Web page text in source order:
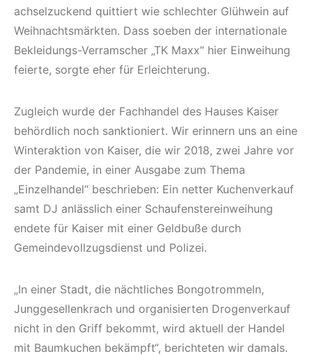
achselzuckend quittiert wie schlechter Glühwein auf
Weihnachtsmärkten. Dass soeben der internationale
Bekleidungs-Verramscher „TK Maxx“ hier Einweihung
feierte, sorgte eher für Erleichterung.
Zugleich wurde der Fachhandel des Hauses Kaiser
behördlich noch sanktioniert. Wir erinnern uns an eine
Winteraktion von Kaiser, die wir 2018, zwei Jahre vor
der Pandemie, in einer Ausgabe zum Thema
„Einzelhandel“ beschrieben: Ein netter Kuchenverkauf
samt DJ anlässlich einer Schaufenstereinweihung
endete für Kaiser mit einer Geldbuße durch
Gemeindevollzugsdienst und Polizei.
„In einer Stadt, die nächtliches Bongotrommeln,
Junggesellenkrach und organisierten Drogenverkauf
nicht in den Griff bekommt, wird aktuell der Handel
mit Baumkuchen bekämpft“, berichteten wir damals.